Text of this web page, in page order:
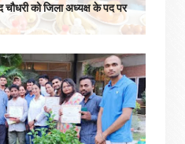
चौधरी को जिला अध्यक्ष के पद पर